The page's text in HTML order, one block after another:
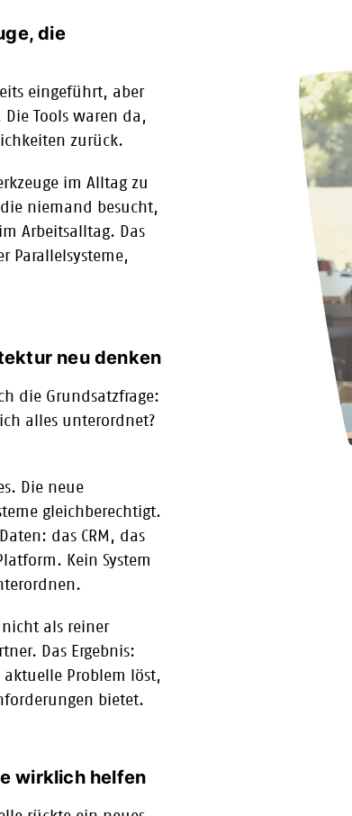
die
eingeführt, aber
Tools waren da,
zurück.
im Alltag zu
niemand besucht,
Arbeitsalltag. Das
Parallelsysteme,
neu denken
die Grundsatzfrage:
alles unterordnet?
Die neue
gleichberechtigt.
das CRM, das
Kein System
nicht als reiner
Das Ergebnis:
Problem löst,
bietet.
wirklich helfen